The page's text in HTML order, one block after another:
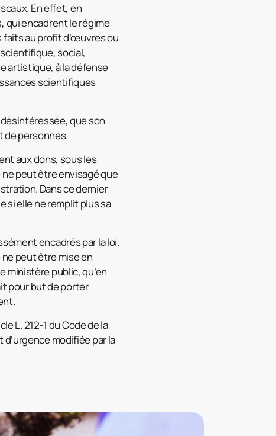
En effet, en
qui encadrent le régime
au profit d’œuvres ou
social,
artistique, à la défense
scientifiques
désintéressée, que son
de personnes.
aux dons, sous les
peut être envisagé que
Dans ce dernier
si elle ne remplit plus sa
encadrés par la loi.
ne peut être mise en
public, qu’en
pour but de porter
L. 212-1 du Code de la
d’urgence modifiée par la